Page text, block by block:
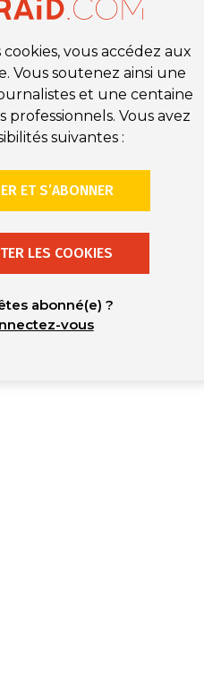
vous accédez aux
Vous soutenez ainsi une
et une centaine
Vous avez
suivantes :
ET S’ABONNER
LES COOKIES
abonné(e) ?
vous